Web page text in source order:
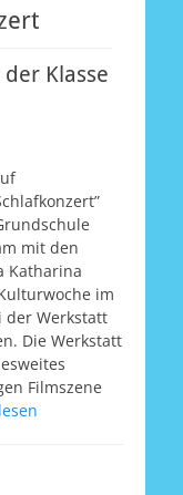
Klasse
mit den
Katharina
im
der Werkstatt
Die Werkstatt
Filmszene